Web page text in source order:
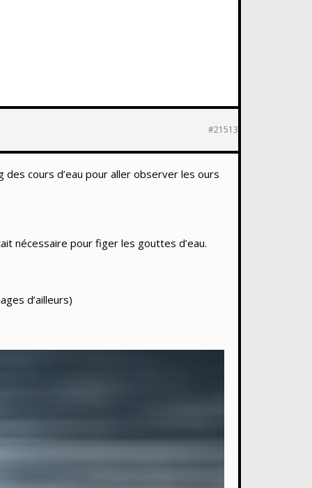
#21513
des cours d’eau pour aller observer les ours
nécessaire pour figer les gouttes d’eau.
d’ailleurs)